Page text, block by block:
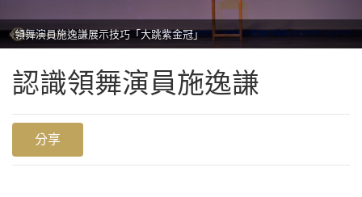
領舞演員施逸謙展示技巧「大跳紫金冠」
認識領舞演員施逸謙
分享